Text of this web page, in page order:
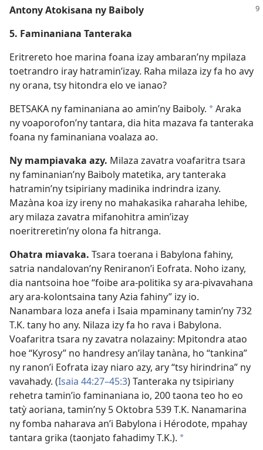
Antony Atokisana ny Baiboly
5. Faminaniana Tanteraka
Eritrereto hoe marina foana izay ambaran’ny mpilaza
toetrandro iray hatramin’izay. Raha milaza izy fa ho avy
ny orana, tsy hitondra elo ve ianao?
BETSAKA ny faminaniana ao amin’ny Baiboly. *Araka
ny voaporofon’ny tantara, dia hita mazava fa tanteraka
foana ny faminaniana voalaza ao.
Ny mampiavaka azy. Milaza zavatra voafaritra tsara
ny faminanian’ny Baiboly matetika, ary tanteraka
hatramin’ny tsipiriany madinika indrindra izany.
Mazàna koa izy ireny no mahakasika raharaha lehibe,
ary milaza zavatra mifanohitra amin’izay
noeritreretin’ny olona fa hitranga.
Ohatra miavaka. Tsara toerana i Babylona fahiny,
satria nandalovan’ny Reniranon’i Eofrata. Noho izany,
dia nantsoina hoe “foibe ara-politika sy ara-pivavahana
ary ara-kolontsaina tany Azia fahiny” izy io.
Nanambara loza anefa i Isaia mpaminany tamin’ny 732
T.K. tany ho any. Nilaza izy fa ho rava i Babylona.
Voafaritra tsara ny zavatra nolazainy: Mpitondra atao
hoe “Kyrosy” no handresy an’ilay tanàna, ho “tankina”
ny ranon’i Eofrata izay niaro azy, ary “tsy hirindrina” ny
vavahady. (Isaia 44:27–45:3) Tanteraka ny tsipiriany
rehetra tamin’io faminaniana io, 200 taona teo ho eo
tatỳ aoriana, tamin’ny 5 Oktobra 539 T.K. Nanamarina
ny fomba naharava an’i Babylona i Hérodote, mpahay
tantara grika (taonjato fahadimy T.K.). *